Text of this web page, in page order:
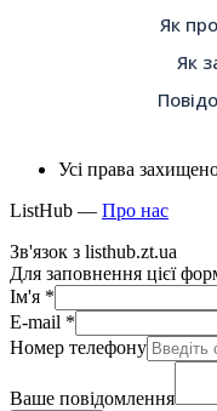
Як
Як
Усі права
ListHub — Про нас
Зв'язок з listhub.zt.ua
Для заповнення цієї
Ім'я *
E-mail *
Номер телефону
Ваше повідомлення